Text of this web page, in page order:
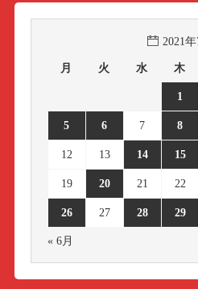
2021年
月 火 水 木
1
5 6 7 8
12 13 14 15
19 20 21 22
26 27 28 29
« 6月